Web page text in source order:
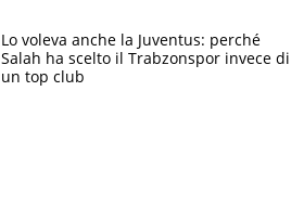
Lo voleva anche la Juventus: perché
Salah ha scelto il Trabzonspor invece di
un top club